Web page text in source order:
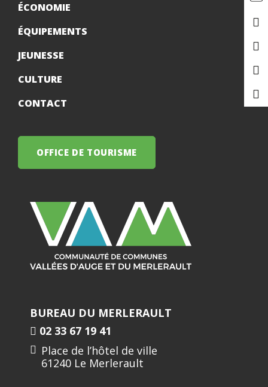
ÉCONOMIE
ÉQUIPEMENTS
JEUNESSE
CULTURE
CONTACT
OFFICE DE TOURISME
BUREAU DU MERLERAULT
02 33 67 19 41
Place de l’hôtel de ville
61240 Le Merlerault